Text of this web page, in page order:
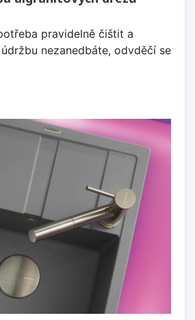
pravidelně čištit a
nezanedbáte, odvděčí se